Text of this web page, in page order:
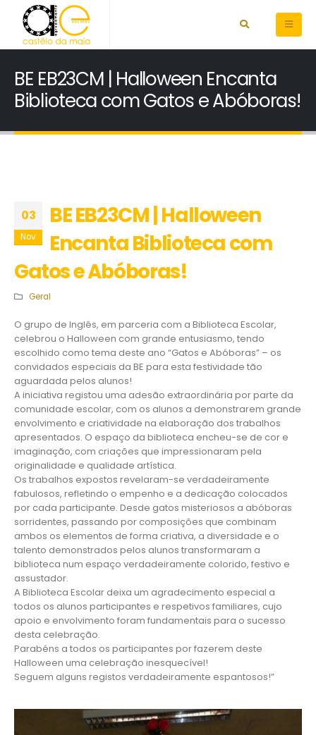
BE EB23CM | Halloween Encanta
Biblioteca com Gatos e Abóboras!
03
Nov
BE EB23CM | Halloween
Encanta Biblioteca com
Gatos e Abóboras!
Geral
O grupo de Inglês, em parceria com a Biblioteca Escolar,
celebrou o Halloween com grande entusiasmo, tendo
escolhido como tema deste ano “Gatos e Abóboras” – os
convidados especiais da BE para esta festividade tão
aguardada pelos alunos!
A iniciativa registou uma adesão extraordinária por parte da
comunidade escolar, com os alunos a demonstrarem grande
envolvimento e criatividade na elaboração dos trabalhos
apresentados. O espaço da biblioteca encheu-se de cor e
imaginação, com criações que impressionaram pela
originalidade e qualidade artística.
Os trabalhos expostos revelaram-se verdadeiramente
fabulosos, refletindo o empenho e a dedicação colocados
por cada participante. Desde gatos misteriosos a abóboras
sorridentes, passando por composições que combinam
ambos os elementos de forma criativa, a diversidade e o
talento demonstrados pelos alunos transformaram a
biblioteca num espaço verdadeiramente colorido, festivo e
assustador.
A Biblioteca Escolar deixa um agradecimento especial a
todos os alunos participantes e respetivos familiares, cujo
apoio e envolvimento foram fundamentais para o sucesso
desta celebração.
Parabéns a todos os participantes por fazerem deste
Halloween uma celebração inesquecível!
Seguem alguns registos verdadeiramente espantosos!”